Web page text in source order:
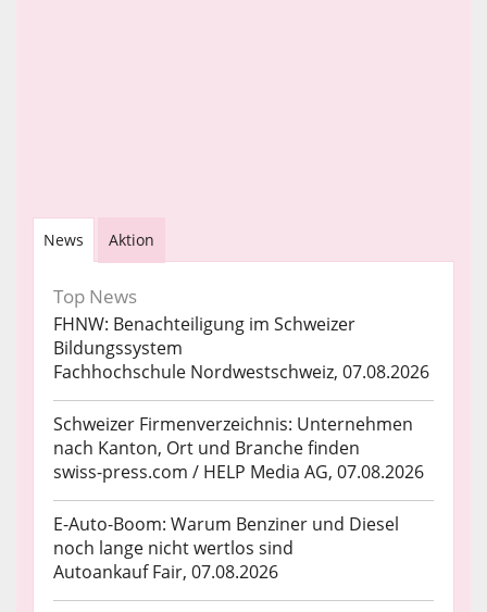
News Aktion
Top News
FHNW: Benachteiligung im Schweizer
Bildungssystem
Fachhochschule Nordwestschweiz, 07.08.2026
Schweizer Firmenverzeichnis: Unternehmen
nach Kanton, Ort und Branche finden
swiss-press.com / HELP Media AG, 07.08.2026
E-Auto-Boom: Warum Benziner und Diesel
noch lange nicht wertlos sind
Autoankauf Fair, 07.08.2026